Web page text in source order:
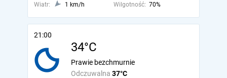
Wiatr:
1 km/h Wilgotność: 70%
21:00
34°C
Odczuwalna 37°C
Prawie bezchmurnie